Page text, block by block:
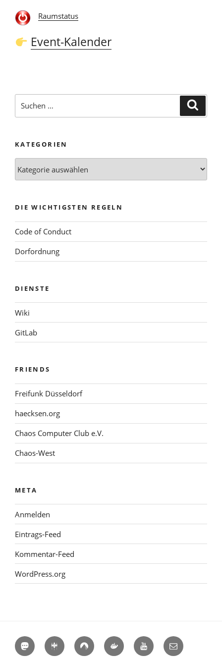
Raumstatus
Event-Kalender
nach:
KATEGORIEN
DIE WICHTIGSTEN REGELN
Code of Conduct
Dorfordnung
DIENSTE
Wiki
GitLab
FRIENDS
Freifunk Düsseldorf
haecksen.org
Chaos Computer Club e.V.
Chaos-West
META
Anmelden
Eintrags-Feed
Kommentar-Feed
WordPress.org
MastodonHackerspacesCodebergDocker
Hub
YouTubeE-
Mail